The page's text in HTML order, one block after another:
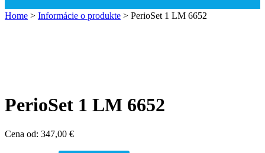
Home > Informácie o produkte > PerioSet 1 LM 6652
PerioSet 1 LM 6652
Cena od: 347,00 €